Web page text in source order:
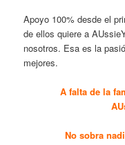
Apoyo 100% desde el
de ellos quiere a
nosotros. Esa es la
mejores.
A falta de la
No sobra